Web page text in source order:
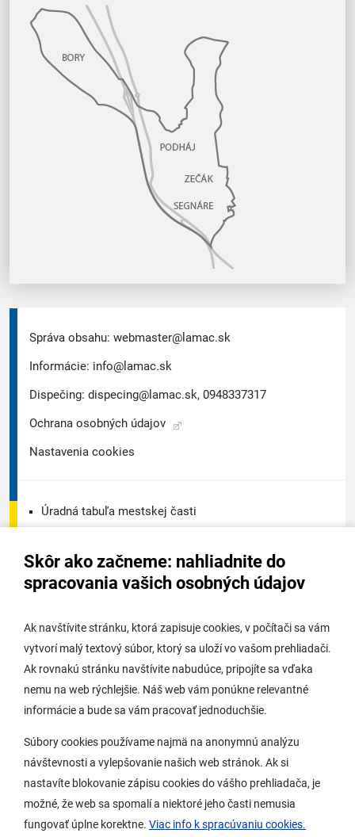
Skôr ako začneme: nahliadnite do
spracovania vašich osobných údajov
Ak navštívite stránku, ktorá zapisuje cookies, v počítači sa vám
vytvorí malý textový súbor, ktorý sa uloží vo vašom prehliadači.
Ak rovnakú stránku navštívite nabudúce, pripojíte sa vďaka
nemu na web rýchlejšie. Náš web vám ponúkne relevantné
informácie a bude sa vám pracovať jednoduchšie.
Súbory cookies používame najmä na anonymnú analýzu
návštevnosti a vylepšovanie našich web stránok. Ak si
nastavíte blokovanie zápisu cookies do vášho prehliadača, je
možné, že web sa spomalí a niektoré jeho časti nemusia
fungovať úplne korektne. Viac info k spracúvaniu cookies.
Správa obsahu: webmaster@lamac.sk
Informácie: info@lamac.sk
Dispečing: dispecing@lamac.sk, 0948337317
Ochrana osobných údajov
Nastavenia cookies
Úradná tabuľa mestskej časti
Úradná tabuľa stavebného úradu
Potrebujem vybaviť
Samospráva
O Lamači
Mobilná aplikácia